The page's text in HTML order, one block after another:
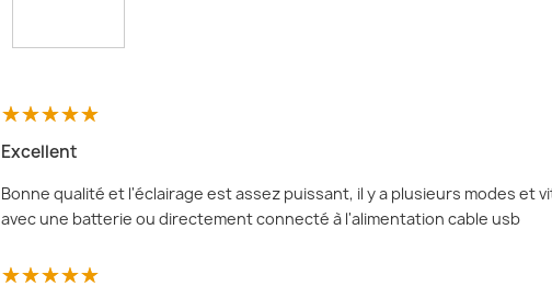
Excellent
Bonne qualité et l'éclairage est assez puissant, il y a plusieurs modes et
avec une batterie ou directement connecté à l'alimentation cable usb